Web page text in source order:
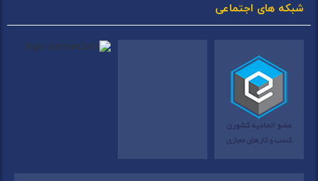
شبکه های اجتماعی